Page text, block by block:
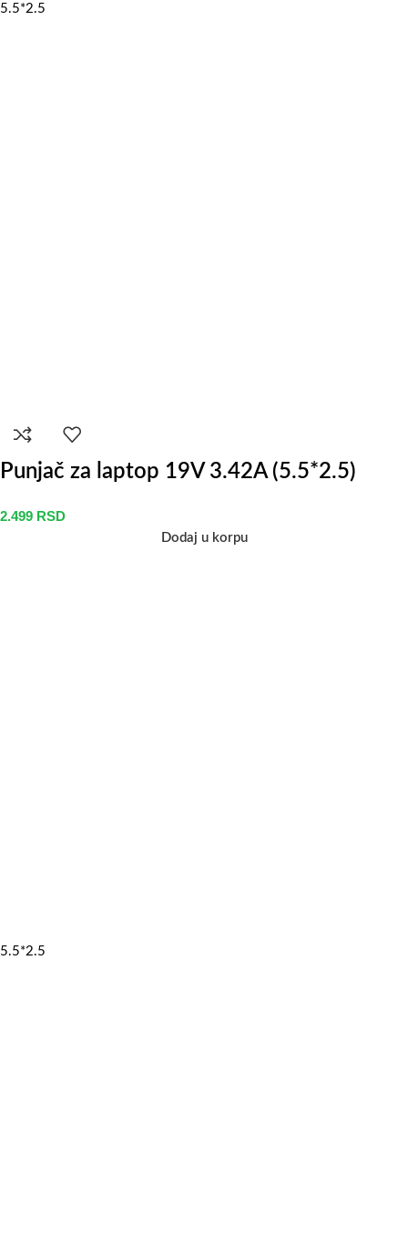
5.5*2.5
Punjač za laptop 19V 3.42A (5.5*2.5)
2.499 RSD
Dodaj u korpu
5.5*2.5